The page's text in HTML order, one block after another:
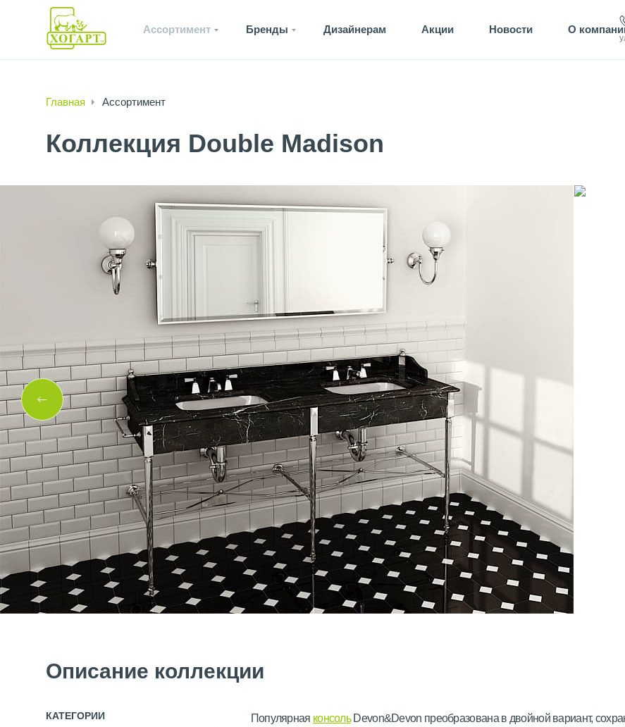
Ассортимент Бренды Дизайнерам Акции Новости О
Главная Ассортимент
Коллекция Double Madison
Описание коллекции
КАТЕГОРИИ Популярная консольDevon&Devon преобразована в двойной вариант,